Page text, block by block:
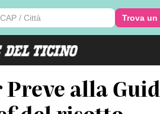
Trova un
alla